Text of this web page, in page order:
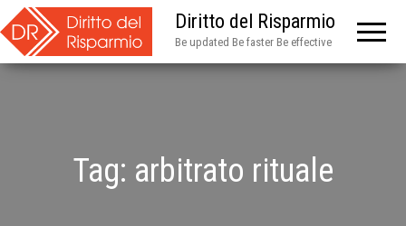
Diritto del Risparmio
Be updated Be faster Be effective
Tag: arbitrato rituale